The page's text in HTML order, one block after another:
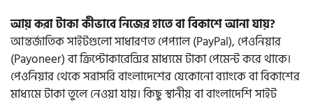
আয় করা টাকা কীভাবে নিজের হাতে বা বিকাশে আনা যায়?
আন্তর্জাতিক সাইটগুলো সাধারণত পেপ্যাল (PayPal), পেওনিয়ার
(Payoneer) বা ক্রিপ্টোকারেন্সির মাধ্যমে টাকা পেমেন্ট করে থাকে।
পেওনিয়ার থেকে সরাসরি বাংলাদেশের যেকোনো ব্যাংকে বা বিকাশের
মাধ্যমে টাকা তুলে নেওয়া যায়। কিছু স্থানীয় বা বাংলাদেশি সাইট